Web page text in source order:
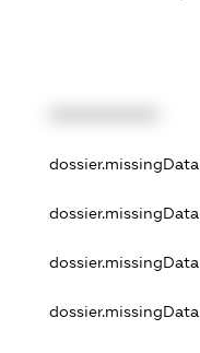
dossier.missingData
dossier.missingData
dossier.missingData
dossier.missingData